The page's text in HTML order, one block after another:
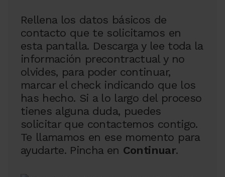
Rellena los datos básicos de
contacto que te solicitamos en
esta pantalla. Descarga y lee toda la
información precontractual y no
olvides, para poder continuar,
marcar el check indicando que los
has hecho. Si a lo largo del proceso
tienes alguna duda, puedes
solicitar que contactemos contigo.
Te llamamos en ese momento para
ayudarte. Pincha en Continuar.